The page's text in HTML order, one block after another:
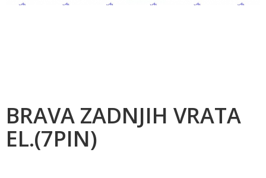
BRAVA ZADNJIH VRATA
EL.(7PIN)